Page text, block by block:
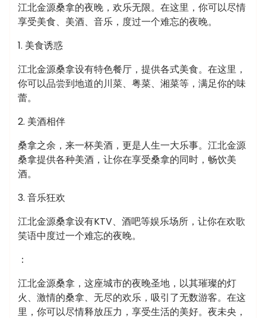
江北金源桑拿的夜晚，欢乐无限。在这里，你可以尽情
享受美食、美酒、音乐，度过一个难忘的夜晚。
1. 美食诱惑
江北金源桑拿设有特色餐厅，提供各式美食。在这里，
你可以品尝到地道的川菜、粤菜、湘菜等，满足你的味
蕾。
2. 美酒相伴
桑拿之余，来一杯美酒，更是人生一大乐事。江北金源
桑拿提供各种美酒，让你在享受桑拿的同时，畅饮美
酒。
3. 音乐狂欢
江北金源桑拿设有KTV、酒吧等娱乐场所，让你在欢歌
笑语中度过一个难忘的夜晚。
：
江北金源桑拿，这座城市的夜晚圣地，以其璀璨的灯
火、激情的桑拿、无尽的欢乐，吸引了无数游客。在这
里，你可以尽情释放压力，享受生活的美好。夜未央，